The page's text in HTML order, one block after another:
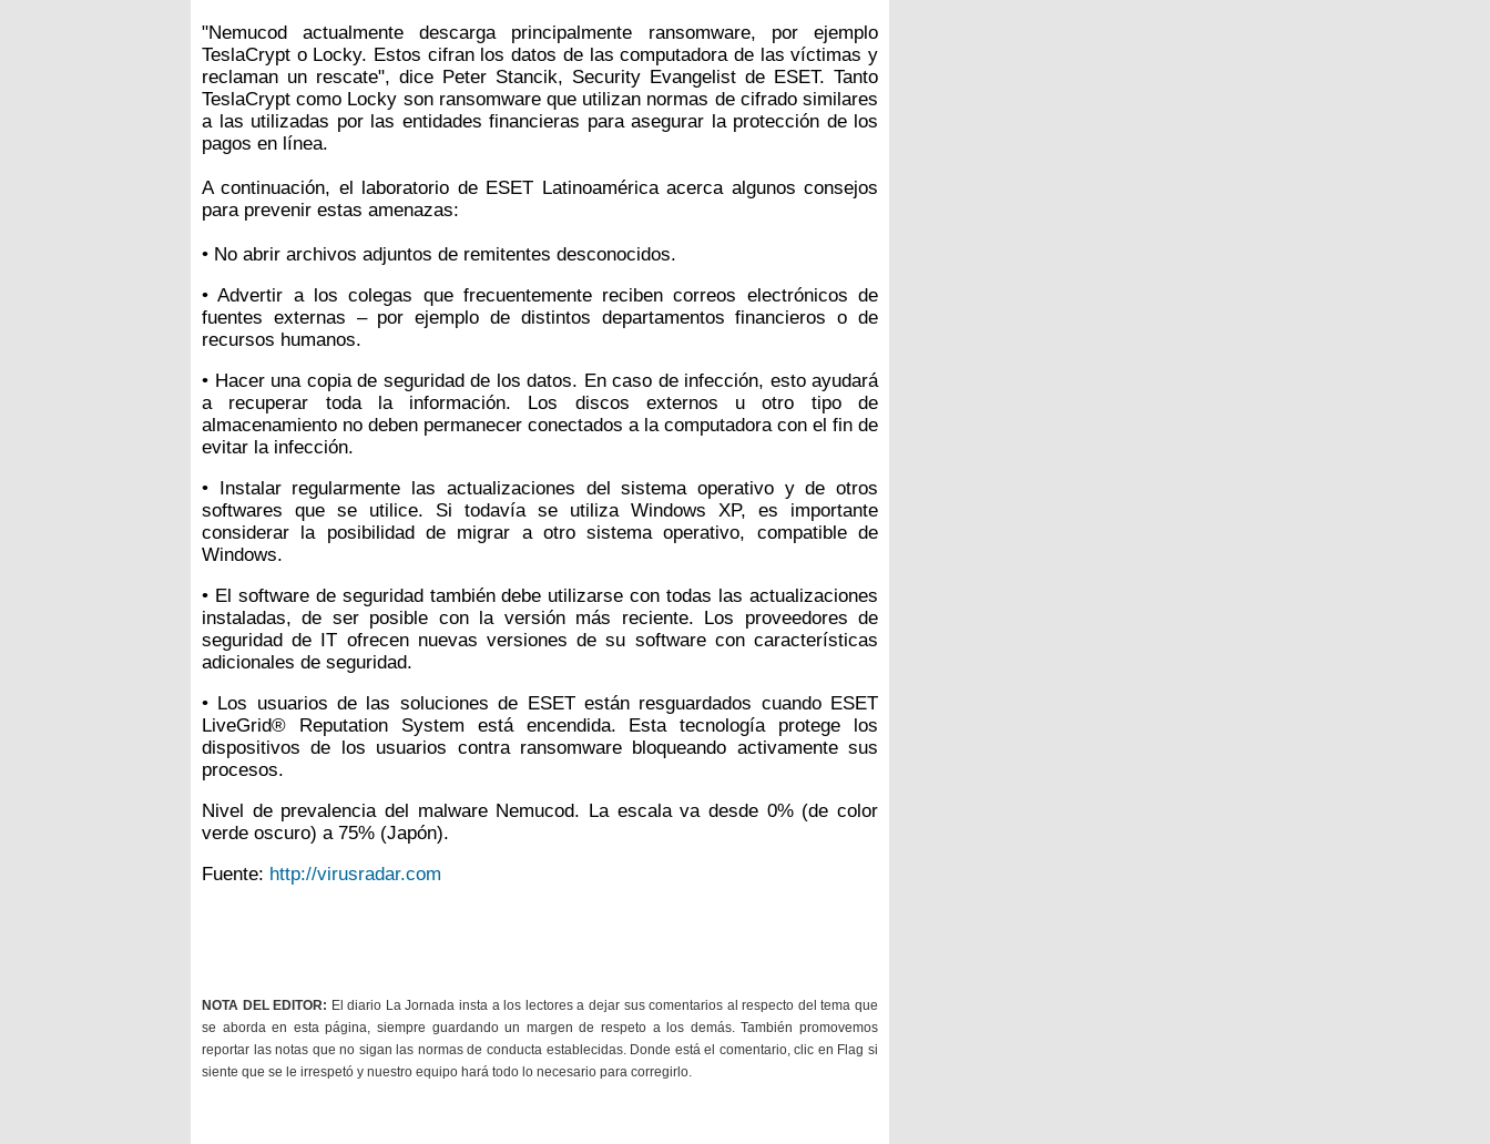
"Nemucod actualmente descarga principalmente ransomware, por ejemplo
TeslaCrypt o Locky. Estos cifran los datos de las computadora de las víctimas y
reclaman un rescate", dice Peter Stancik, Security Evangelist de ESET. Tanto
TeslaCrypt como Locky son ransomware que utilizan normas de cifrado similares
a las utilizadas por las entidades financieras para asegurar la protección de los
pagos en línea.
A continuación, el laboratorio de ESET Latinoamérica acerca algunos consejos
para prevenir estas amenazas:
• No abrir archivos adjuntos de remitentes desconocidos.
• Advertir a los colegas que frecuentemente reciben correos electrónicos de
fuentes externas – por ejemplo de distintos departamentos financieros o de
recursos humanos.
• Hacer una copia de seguridad de los datos. En caso de infección, esto ayudará
a recuperar toda la información. Los discos externos u otro tipo de
almacenamiento no deben permanecer conectados a la computadora con el fin de
evitar la infección.
• Instalar regularmente las actualizaciones del sistema operativo y de otros
softwares que se utilice. Si todavía se utiliza Windows XP, es importante
considerar la posibilidad de migrar a otro sistema operativo, compatible de
Windows.
• El software de seguridad también debe utilizarse con todas las actualizaciones
instaladas, de ser posible con la versión más reciente. Los proveedores de
seguridad de IT ofrecen nuevas versiones de su software con características
adicionales de seguridad.
• Los usuarios de las soluciones de ESET están resguardados cuando ESET
LiveGrid® Reputation System está encendida. Esta tecnología protege los
dispositivos de los usuarios contra ransomware bloqueando activamente sus
procesos.
Nivel de prevalencia del malware Nemucod. La escala va desde 0% (de color
verde oscuro) a 75% (Japón).
Fuente: http://virusradar.com
NOTA DEL EDITOR: El diario La Jornada insta a los lectores a dejar sus comentarios al respecto del tema que
se aborda en esta página, siempre guardando un margen de respeto a los demás. También promovemos
reportar las notas que no sigan las normas de conducta establecidas. Donde está el comentario, clic en Flag si
siente que se le irrespetó y nuestro equipo hará todo lo necesario para corregirlo.